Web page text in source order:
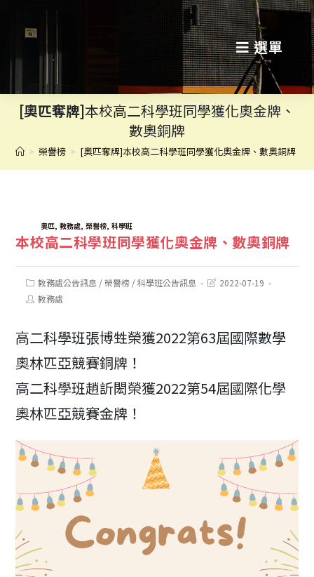
至
選單
[奧匹奪牌]本校高二科學班同學獲化奧金牌、
數奧銅牌
> 榮譽榜 > [奧匹奪牌]本校高二科學班同學獲化奧金牌、數奧銅牌
TAGS:奧匹, 教務處, 榮譽榜, 科學班
本校高二科學班同學獲化奧金牌、數奧銅牌
Post
category:
教務處公告訊息 / 榮譽榜 / 科學班公告訊息
Post2022-07-19
Post教務處
高二科學班張博甡榮獲2022第63屆國際數學
奧林匹亞競賽銅牌！
高二科學班趙訢閎榮獲2022第54屆國際化學
奧林匹亞競賽金牌！